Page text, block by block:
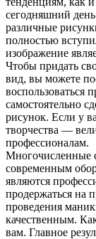
сегодняшний
различные
полностью
изображение
Чтобы придать
вид, вы можете
воспользоваться
самостоятельно
рисунок. Если у
творчества —
профессионалам.
Многочисленные
современным
являются
продержаться на
проведения
качественным.
вам. Главное